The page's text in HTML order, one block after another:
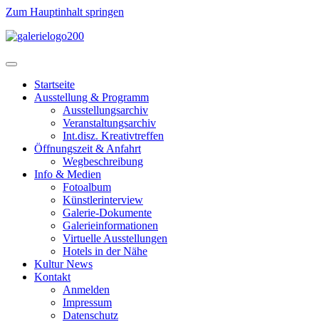
Zum Hauptinhalt springen
Startseite
Ausstellung & Programm
Ausstellungsarchiv
Veranstaltungsarchiv
Int.disz. Kreativtreffen
Öffnungszeit & Anfahrt
Wegbeschreibung
Info & Medien
Fotoalbum
Künstlerinterview
Galerie-Dokumente
Galerieinformationen
Virtuelle Ausstellungen
Hotels in der Nähe
Kultur News
Kontakt
Anmelden
Impressum
Datenschutz